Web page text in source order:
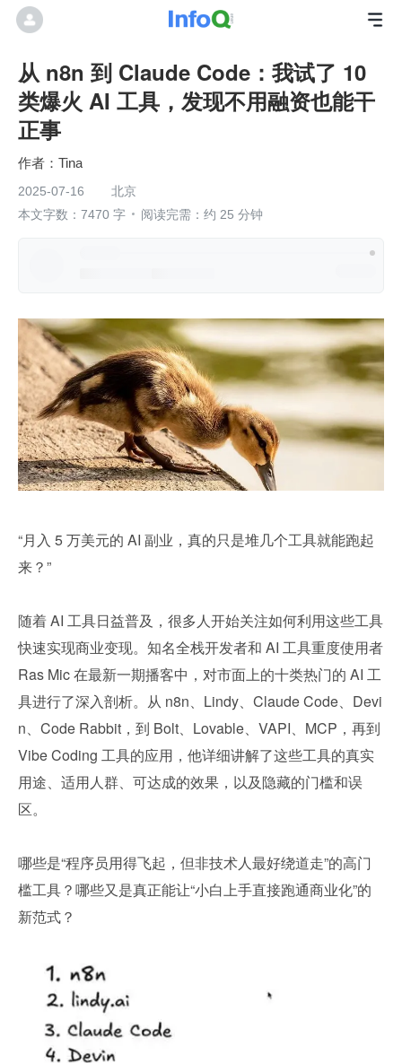
从 n8n 到 Claude Code：我试了 10
类爆火 AI 工具，发现不用融资也能干
正事
Tina
2025-07-16
北京
本文字数：7470 字
阅读完需：约 25 分钟
“月入 5 万美元的 AI 副业，真的只是堆几个工具就能跑起
来？”
随着 AI 工具日益普及，很多人开始关注如何利用这些工具
快速实现商业变现。知名全栈开发者和 AI 工具重度使用者
Ras Mic 在最新一期播客中，对市面上的十类热门的 AI 工
具进行了深入剖析。从 n8n、Lindy、Claude Code、Devi
n、Code Rabbit，到 Bolt、Lovable、VAPI、MCP，再到
Vibe Coding 工具的应用，他详细讲解了这些工具的真实
用途、适用人群、可达成的效果，以及隐藏的门槛和误
区。
哪些是“程序员用得飞起，但非技术人最好绕道走”的高门
槛工具？哪些又是真正能让“小白上手直接跑通商业化”的
新范式？